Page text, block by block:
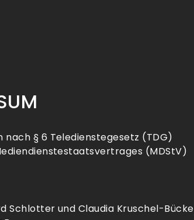
nach § 6 Teledienstegesetz (TDG)
(MDStV)
Schlotter und Claudia Kruschel-